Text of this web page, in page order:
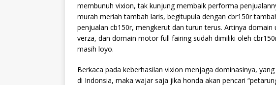
membunuh vixion, tak kunjung membaik performa
murah meriah tambah laris, begitupula dengan cbr150r
penjualan cb150r, mengkerut dan turun terus. Artinya
verza, dan domain motor full fairing sudah dimiliki oleh
masih loyo.
Berkaca pada keberhasilan vixion menjaga dominasinya,
di Indonsia, maka wajar saja jika honda akan pencari